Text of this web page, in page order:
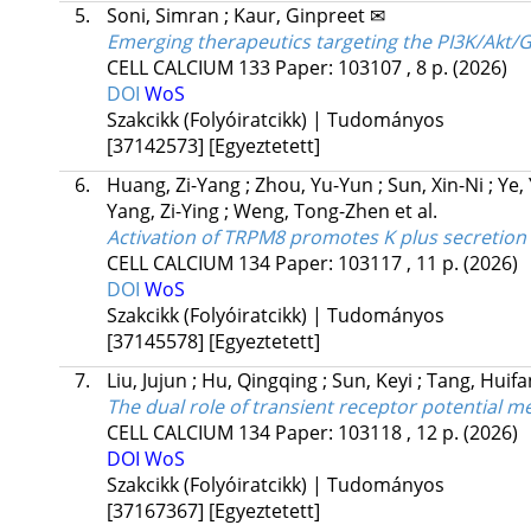
5.
Soni, Simran ; Kaur, Ginpreet ✉
Emerging therapeutics targeting the PI3K/Akt/
CELL CALCIUM 133 Paper: 103107 , 8 p. (2026)
DOI WoS
Szakcikk (Folyóiratcikk) | Tudományos
[37142573] [Egyeztetett]
6.
Huang, Zi-Yang ; Zhou, Yu-Yun ; Sun, Xin-Ni ; Ye,
Yang, Zi-Ying ; Weng, Tong-Zhen et al.
Activation of TRPM8 promotes K plus
CELL CALCIUM 134 Paper: 103117 , 11 p. (2026)
DOI WoS
Szakcikk (Folyóiratcikk) | Tudományos
[37145578] [Egyeztetett]
7.
Liu, Jujun ; Hu, Qingqing ; Sun, Keyi ; Tang,
The dual role of transient receptor potential
CELL CALCIUM 134 Paper: 103118 , 12 p. (2026)
DOI WoS
Szakcikk (Folyóiratcikk) | Tudományos
[37167367] [Egyeztetett]